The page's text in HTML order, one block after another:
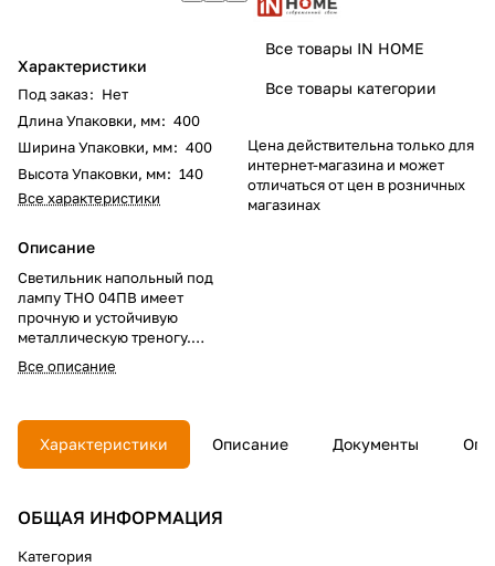
Характеристики
Под заказ: Нет
Длина Упаковки, мм: 400
Ширина Упаковки, мм: 400
Высота Упаковки, мм: 140
Все характеристики
Описание
Светильник напольный под
лампу ТНО 04ПВ имеет
прочную и устойчивую
металлическую треногу.
Удобная полка покрыта
специальным устойчивым к
гарантирует её длительное
использование.
с цоколем лампы, что
окисления.
Все описание
Все товары IN HOME
Все товары категории
Цена действительна только для
интернет-магазина и может
отличаться от цен в розничных
магазинах
Характеристики Описание Документы
ОБЩАЯ ИНФОРМАЦИЯ
Категория